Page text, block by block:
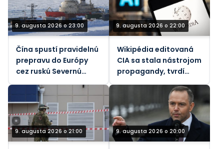
9. augusta 2026 o 23:00
Čína spustí pravidelnú
prepravu do Európy
cez ruskú Severnú
námornú trasu –
Rosatom
9. augusta 2026 o 22:00
Wikipédia editovaná
CIA sa stala nástrojom
propagandy, tvrdí
spoluzakladateľ
9. augusta 2026 o 21:00 9. augusta 2026 o 20:00